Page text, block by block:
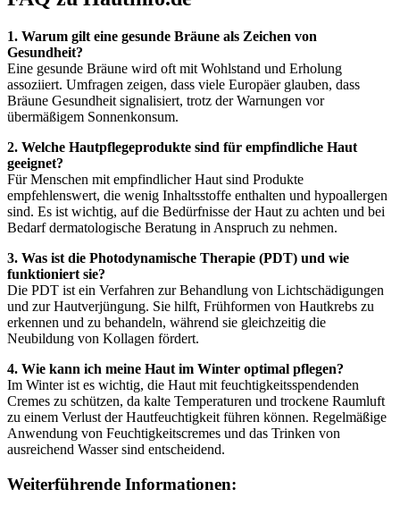
1. Warum gilt eine gesunde Bräune als Zeichen von
Gesundheit?
Eine gesunde Bräune wird oft mit Wohlstand und Erholung
assoziiert. Umfragen zeigen, dass viele Europäer glauben, dass
Bräune Gesundheit signalisiert, trotz der Warnungen vor
übermäßigem Sonnenkonsum.
2. Welche Hautpflegeprodukte sind für empfindliche Haut
geeignet?
Für Menschen mit empfindlicher Haut sind Produkte
empfehlenswert, die wenig Inhaltsstoffe enthalten und hypoallergen
sind. Es ist wichtig, auf die Bedürfnisse der Haut zu achten und bei
Bedarf dermatologische Beratung in Anspruch zu nehmen.
3. Was ist die Photodynamische Therapie (PDT) und wie
funktioniert sie?
Die PDT ist ein Verfahren zur Behandlung von Lichtschädigungen
und zur Hautverjüngung. Sie hilft, Frühformen von Hautkrebs zu
erkennen und zu behandeln, während sie gleichzeitig die
Neubildung von Kollagen fördert.
4. Wie kann ich meine Haut im Winter optimal pflegen?
Im Winter ist es wichtig, die Haut mit feuchtigkeitsspendenden
Cremes zu schützen, da kalte Temperaturen und trockene Raumluft
zu einem Verlust der Hautfeuchtigkeit führen können. Regelmäßige
Anwendung von Feuchtigkeitscremes und das Trinken von
ausreichend Wasser sind entscheidend.
Weiterführende Informationen: